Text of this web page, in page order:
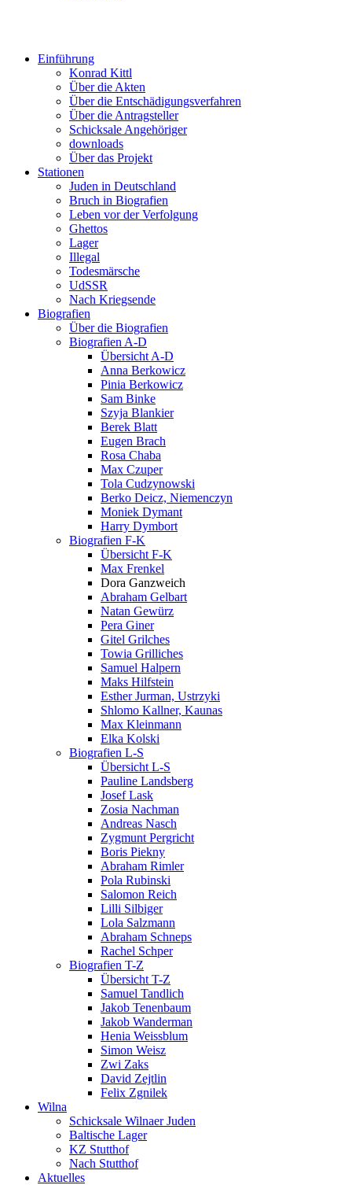
Einführung
Konrad Kittl
Über die Akten
Über die Entschädigungsverfahren
Über die Antragsteller
Schicksale Angehöriger
downloads
Über das Projekt
Stationen
Juden in Deutschland
Bruch in Biografien
Leben vor der Verfolgung
Ghettos
Lager
Illegal
Todesmärsche
UdSSR
Nach Kriegsende
Biografien
Über die Biografien
Biografien A-D
Übersicht A-D
Anna Berkowicz
Pinia Berkowicz
Sam Binke
Szyja Blankier
Berek Blatt
Eugen Brach
Rosa Chaba
Max Czuper
Tola Cudzynowski
Berko Deicz, Niemenczyn
Moniek Dymant
Harry Dymbort
Biografien F-K
Übersicht F-K
Max Frenkel
Dora Ganzweich
Abraham Gelbart
Natan Gewürz
Pera Giner
Gitel Grilches
Towia Grilliches
Samuel Halpern
Maks Hilfstein
Esther Jurman, Ustrzyki
Shlomo Kallner, Kaunas
Max Kleinmann
Elka Kolski
Biografien L-S
Übersicht L-S
Pauline Landsberg
Josef Lask
Zosia Nachman
Andreas Nasch
Zygmunt Pergricht
Boris Piekny
Abraham Rimler
Pola Rubinski
Salomon Reich
Lilli Silbiger
Lola Salzmann
Abraham Schneps
Rachel Schper
Biografien T-Z
Übersicht T-Z
Samuel Tandlich
Jakob Tenenbaum
Jakob Wanderman
Henia Weissblum
Simon Weisz
Zwi Zaks
David Zejtlin
Felix Zgnilek
Wilna
Schicksale Wilnaer Juden
Baltische Lager
KZ Stutthof
Nach Stutthof
Aktuelles